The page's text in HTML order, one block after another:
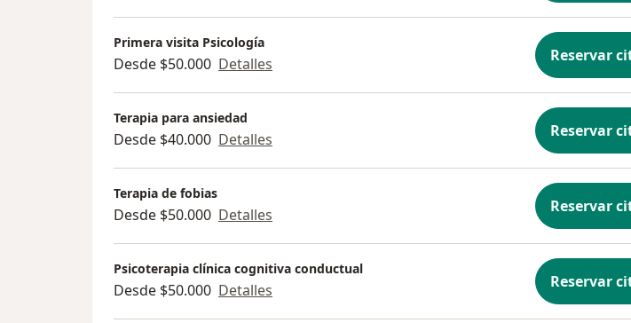
Primera visita Psicología
Desde $50.000 Detalles Reservar
Terapia para ansiedad
Desde $40.000 Detalles Reservar
Terapia de fobias
Desde $50.000 Detalles Reservar
Psicoterapia clínica cognitiva conductual
Desde $50.000 Detalles Reservar